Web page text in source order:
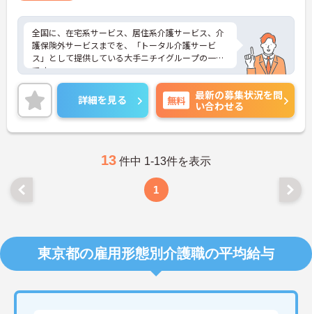
全国に、在宅系サービス、居住系介護サービス、介
護保険外サービスまでを、「トータル介護サービ
ス」として提供している大手ニチイグループの一員
です。
24時間の見守り体制の「介護付有料老人ホーム ニチ
イホーム」と、高齢者に配慮した設備とサービスを
備えた「サービス付き高齢者向け住宅 アイリスガー
デン」を、首都圏を中心に展開しています。
これまでの長年の実績に加え、更なる介護サービス
ご興味をお持ちの方には詳細の情報や面接のポイン
トをお伝えしますのでお気軽にお問い合わせくださ
詳細を見る 無料
最新の募集状況を問
い合わせる
13 件中 1-13件を表示
1
東京都の雇用形態別介護職の平均給与